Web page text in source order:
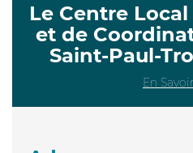
Le Centre
et de
Saint-Paul-
En